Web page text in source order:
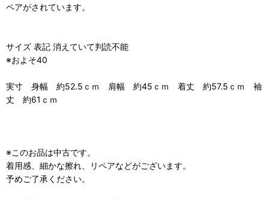
ペアがされています。
サイズ 表記 消えていて判読不能
※およそ40
実寸 身幅 約52.5ｃｍ 肩幅 約45ｃｍ 着丈 約57.5ｃｍ 袖
丈 約61ｃｍ
※このお品は中古です。
着用感、細かな擦れ、リペアなどがございます。
予めご了承ください。